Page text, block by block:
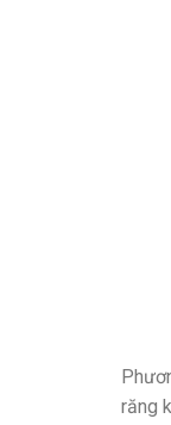
răng